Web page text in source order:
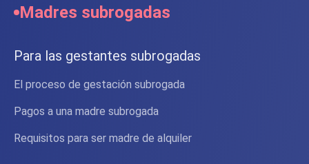
Madres subrogadas
Para las gestantes subrogadas
El proceso de gestación subrogada
Pagos a una madre subrogada
Requisitos para ser madre de alquiler